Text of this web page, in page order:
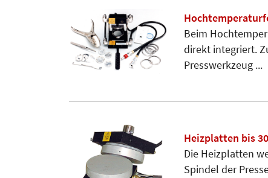
Beim
direkt integriert.
Presswerkzeug ...
Heizplatten bis
Die Heizplatten
Spindel der